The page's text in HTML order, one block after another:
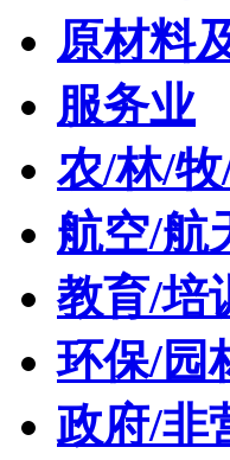
原材料
服务业
农/林/
航空/航
教育/培
环保/园
政府/非